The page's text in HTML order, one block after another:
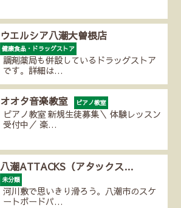
ウエルシア八潮大曽根店
健康食品・ドラッグストア
調剤薬局も併設しているドラッグストア
です。詳細は…
オオタ音楽教室 ピアノ教室
ピアノ教室 新規生徒募集＼ 体験レッスン
受付中／ 楽…
八潮ATTACKS（アタックス…
未分類
河川敷で思いきり滑ろう。八潮市のスケ
ートボードパ…